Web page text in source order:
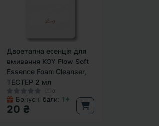
Двоетапна есенція для
вмивання KOY Flow Soft
Essence Foam Cleanser,
ТЕСТЕР 2 мл
0
Бонусні бали: 1✦
20 ₴